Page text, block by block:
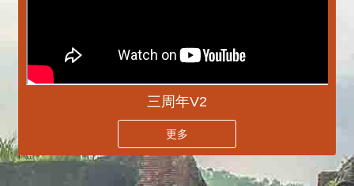
三周年V2
更多